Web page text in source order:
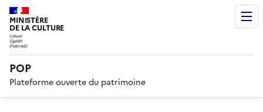
MINISTÈRE
DE LA CULTURE
POP
Plateforme ouverte du patrimoine